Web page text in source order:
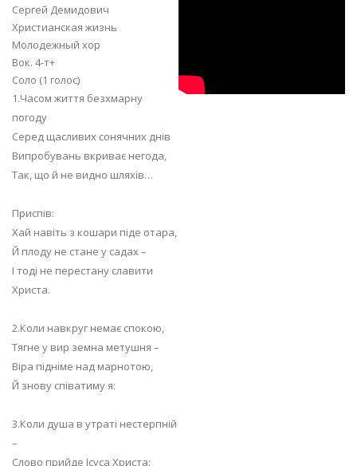
Сергей Демидович
Христианская жизнь
Молодежный хор
Вок. 4-т+
Соло (1 голос)
1.Часом життя безхмарну
погоду
Серед щасливих сонячних днів
Випробувань вкриває негода,
Так, що й не видно шляхів…
Приспів:
Хай навіть з кошари піде отара,
Й плоду не стане у садах –
І тоді не перестану славити
Христа.
2.Коли навкруг немає спокою,
Тягне у вир земна метушня –
Віра підніме над марнотою,
Й знову співатиму я:
3.Коли душа в утраті нестерпній
–
Слово прийде Ісуса Христа: